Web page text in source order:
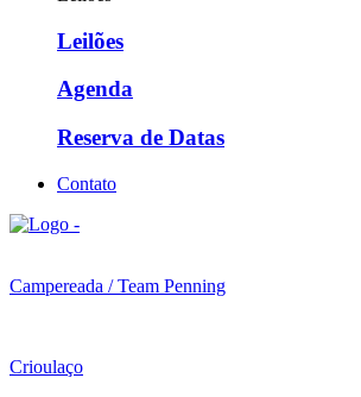
Leilões
Agenda
Reserva de Datas
Contato
Campereada / Team Penning
Crioulaço